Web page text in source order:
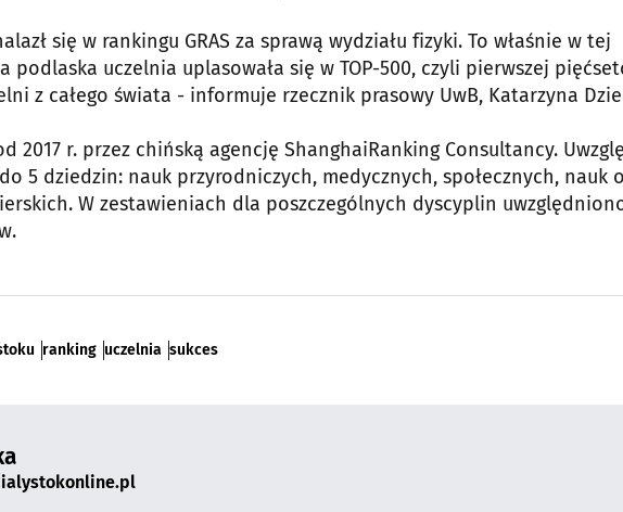
się w rankingu GRAS za sprawą wydziału fizyki. To właśnie w tej
podlaska uczelnia uplasowała się w TOP-500, czyli pierwszej
z całego świata - informuje rzecznik prasowy UwB, Katarzyna
2017 r. przez chińską agencję ShanghaiRanking Consultancy.
5 dziedzin: nauk przyrodniczych, medycznych, społecznych, nauk
W zestawieniach dla poszczególnych dyscyplin
ranking uczelnia sukces